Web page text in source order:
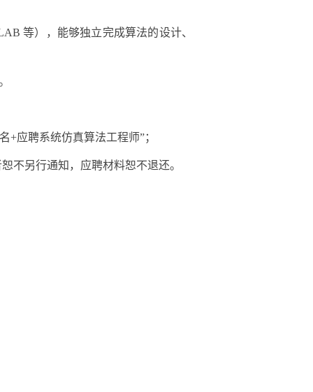
等），能够独立完成算法的设计、
+应聘系统仿真算法工程师”；
不另行通知，应聘材料恕不退还。